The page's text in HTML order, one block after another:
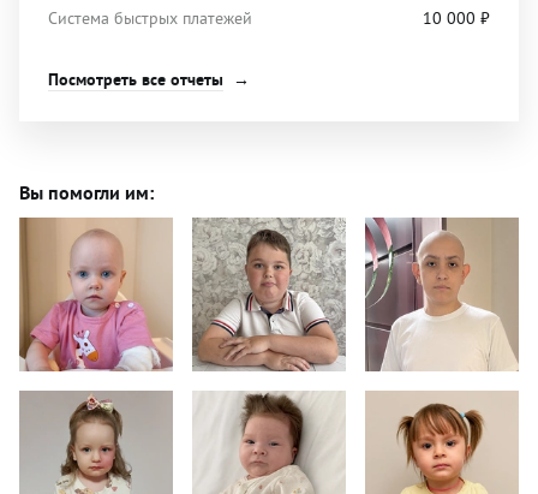
Система быстрых платежей
10 000 ₽
Посмотреть все отчеты
Вы помогли им: